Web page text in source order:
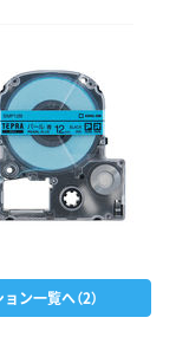
ン一覧へ（2）